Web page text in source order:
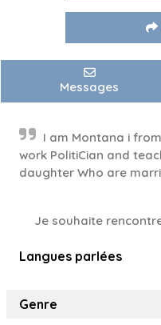
Messages
I​ am​ Montana​ i​
work​ PolitiCian​ and​
daughter​ Who​ are​
Je souhaite
Langues parlées
Genre